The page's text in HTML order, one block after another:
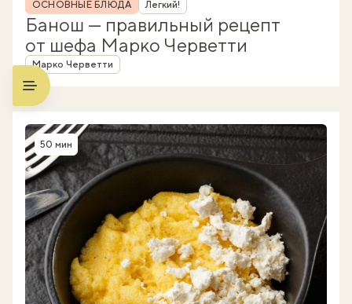
ОСНОВНЫЕ БЛЮДА Легкий!
Банош — правильный рецепт
от шефа Марко Черветти
Автор
Марко Черветти
Время приготовления
50 мин